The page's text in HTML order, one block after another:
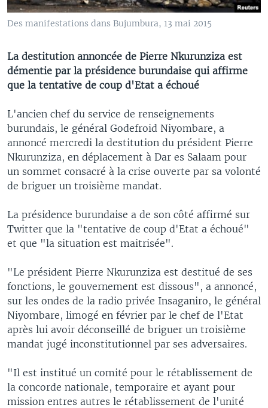
Des manifestations dans Bujumbura, 13 mai 2015
La destitution annoncée de Pierre Nkurunziza est
démentie par la présidence burundaise qui affirme
que la tentative de coup d'Etat a échoué
L'ancien chef du service de renseignements
burundais, le général Godefroid Niyombare, a
annoncé mercredi la destitution du président Pierre
Nkurunziza, en déplacement à Dar es Salaam pour
un sommet consacré à la crise ouverte par sa volonté
de briguer un troisième mandat.
La présidence burundaise a de son côté affirmé sur
Twitter que la "tentative de coup d'Etat a échoué"
et que "la situation est maitrisée".
"Le président Pierre Nkurunziza est destitué de ses
fonctions, le gouvernement est dissous", a annoncé,
sur les ondes de la radio privée Insaganiro, le général
Niyombare, limogé en février par le chef de l'Etat
après lui avoir déconseillé de briguer un troisième
mandat jugé inconstitutionnel par ses adversaires.
"Il est institué un comité pour le rétablissement de
la concorde nationale, temporaire et ayant pour
mission entres autres le rétablissement de l'unité